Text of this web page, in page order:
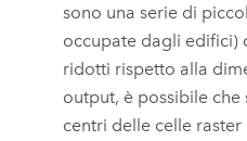
sono una serie di
occupate dagli edifici)
ridotti rispetto alla
output, è possibile
centri delle celle